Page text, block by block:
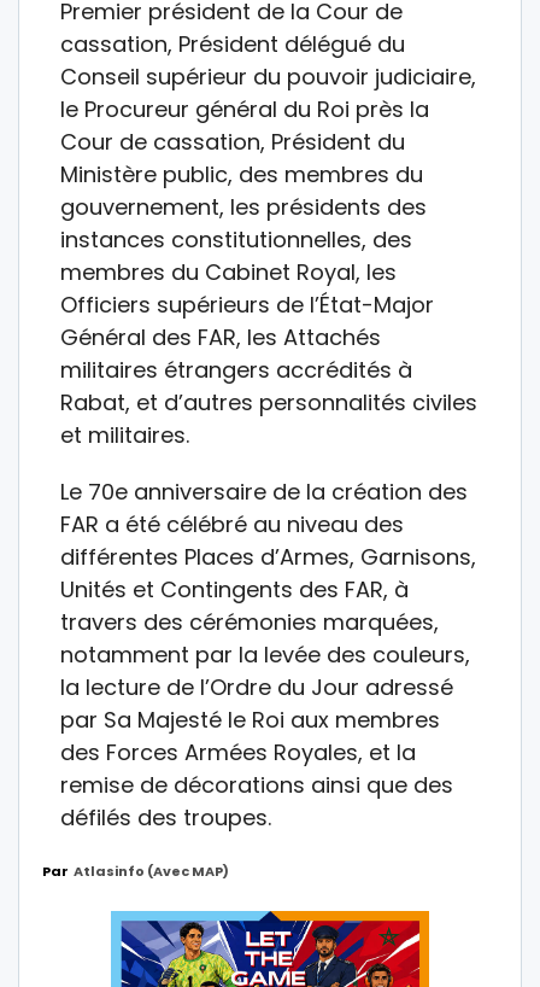
Premier président de la Cour de
cassation, Président délégué du
Conseil supérieur du pouvoir judiciaire,
le Procureur général du Roi près la
Cour de cassation, Président du
Ministère public, des membres du
gouvernement, les présidents des
instances constitutionnelles, des
membres du Cabinet Royal, les
Officiers supérieurs de l’État-Major
Général des FAR, les Attachés
militaires étrangers accrédités à
Rabat, et d’autres personnalités civiles
et militaires.
Le 70e anniversaire de la création des
FAR a été célébré au niveau des
différentes Places d’Armes, Garnisons,
Unités et Contingents des FAR, à
travers des cérémonies marquées,
notamment par la levée des couleurs,
la lecture de l’Ordre du Jour adressé
par Sa Majesté le Roi aux membres
des Forces Armées Royales, et la
remise de décorations ainsi que des
défilés des troupes.
Par Atlasinfo (avec MAP)